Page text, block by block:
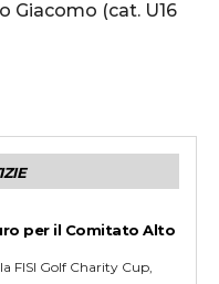
Giacomo (cat. U16
per il Comitato Alto
FISI Golf Charity Cup,